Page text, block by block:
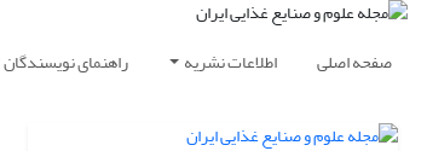
صفحه اصلی اطلاعات نشریه راهنمای نویسندگان